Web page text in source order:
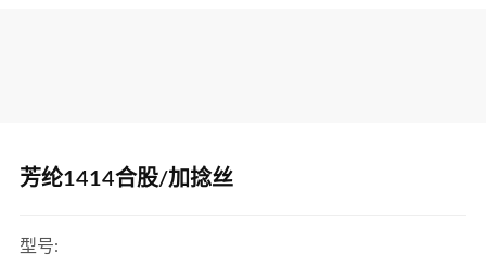
芳纶1414合股/加捻丝
型号: